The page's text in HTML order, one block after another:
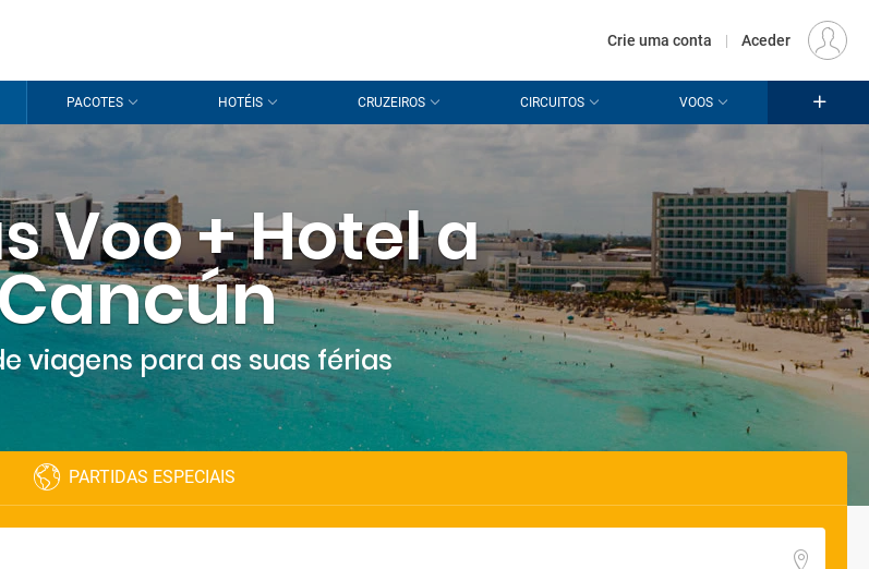
EUR
Crie uma conta | Aceder
Olá!
para as suas promoções.
Ainda não tem conta? crie a sua conta
PACOTES HOTÉIS CRUZEIROS CIRCUITOS VOOS
Voo + Hotel a
viagens para as suas férias
PARTIDAS ESPECIAIS